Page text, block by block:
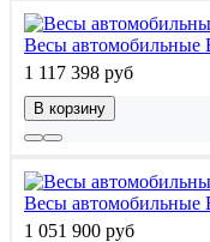
Весы
1 117 398 руб
В корзину
Весы
1 051 900 руб